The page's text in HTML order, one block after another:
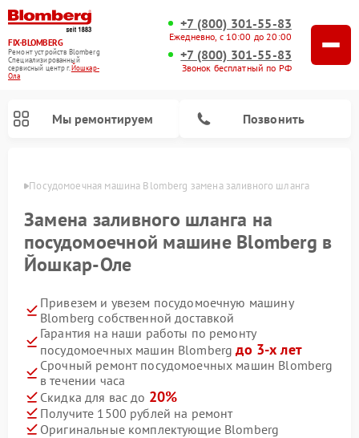
FIX-BLOMBERG
Ремонт устройств Blomberg
Специализированный
cервисный центр г.Йошкар-
Ола
+7 (800) 301-55-83
Ежедневно, с 10:00 до 20:00
+7 (800) 301-55-83
Звонок бесплатный по РФ
Мы ремонтируем Позвонить
Оле Посудомоечная машина Blomberg замена заливного шланга
Замена заливного шланга на
посудомоечной машине Blomberg в
Йошкар-Оле
Привезем и увезем посудомоечную машину
Blomberg собственной доставкой
Гарантия на наши работы по ремонту
посудомоечных машин Blombergдо 3-х лет
Срочный ремонт посудомоечных машин Blomberg
в течении часа
Скидка для вас до 20%
Получите 1500 рублей на ремонт
Оригинальные комплектующие Blomberg